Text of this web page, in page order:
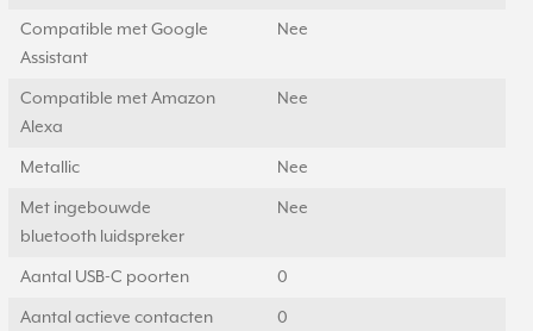
Compatible met Google
Assistant
Nee
Compatible met Amazon
Alexa
Nee
Metallic Nee
Met ingebouwde
bluetooth luidspreker
Nee
Aantal USB-C poorten 0
Aantal actieve contacten
0